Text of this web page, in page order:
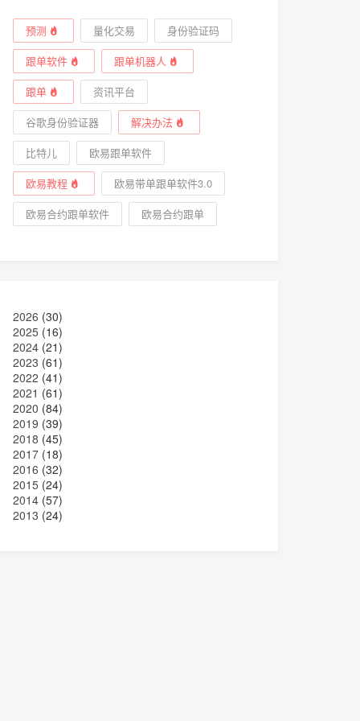
预测 量化交易
身份验证码
跟单软件
跟单机器人
跟单
资讯平台
谷歌身份验证器
解决办法
比特儿
欧易跟单软件
欧易教程
欧易带单跟单软件3.0
欧易合约跟单软件
欧易合约跟单
2026 (30)
2025 (16)
2024 (21)
2023 (61)
2022 (41)
2021 (61)
2020 (84)
2019 (39)
2018 (45)
2017 (18)
2016 (32)
2015 (24)
2014 (57)
2013 (24)